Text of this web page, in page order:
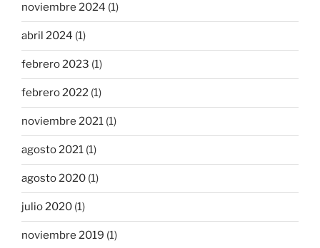
noviembre 2024 (1)
abril 2024 (1)
febrero 2023 (1)
febrero 2022 (1)
noviembre 2021 (1)
agosto 2021 (1)
agosto 2020 (1)
julio 2020 (1)
noviembre 2019 (1)